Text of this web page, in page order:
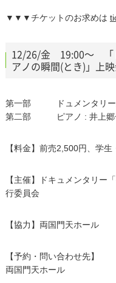
▼▼▼チケットのお求めは
12/26/金 19:00～ 「
アノの瞬間(とき)」上映
第一部 ドュメンタリー
第二部 ピアノ : 井上郷
【料金】前売2,500円、学
【主催】ドキュメンタリ
行委員会
【協力】両国門天ホール
【予約・問い合わせ先】
両国門天ホール